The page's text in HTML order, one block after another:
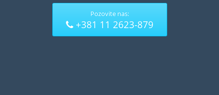
Pozovite nas:
+381 11 2623-879